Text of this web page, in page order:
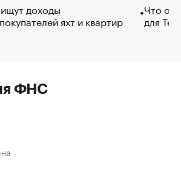
доходы
яхт и квартир
Что
для
ФНС